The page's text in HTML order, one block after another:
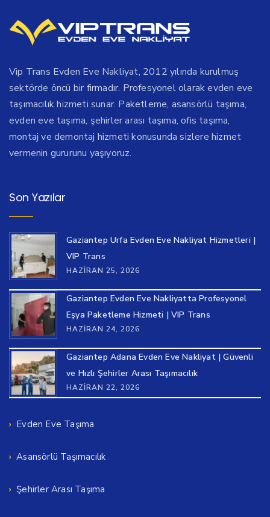
Vip Trans Evden Eve Nakliyat, 2012 yılında kurulmuş
sektörde öncü bir firmadır. Profesyonel olarak evden eve
taşımacılık hizmeti sunar. Paketleme, asansörlü taşıma,
evden eve taşıma, şehirler arası taşıma, ofis taşıma,
montaj ve demontaj hizmeti konusunda sizlere hizmet
vermenin gururunu yaşıyoruz.
Son Yazılar
Gaziantep Urfa Evden Eve Nakliyat Hizmetleri |
VIP Trans
HAZIRAN 25, 2026
Gaziantep Evden Eve Nakliyatta Profesyonel
Eşya Paketleme Hizmeti | VIP Trans
HAZIRAN 24, 2026
Gaziantep Adana Evden Eve Nakliyat | Güvenli
ve Hızlı Şehirler Arası Taşımacılık
HAZIRAN 22, 2026
Evden Eve Taşıma
Asansörlü Taşımacılık
Şehirler Arası Taşıma